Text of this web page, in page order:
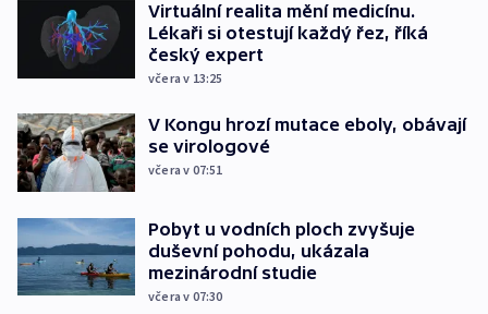
Virtuální realita mění medicínu.
Lékaři si otestují každý řez, říká
český expert
včera v 13:25
V Kongu hrozí mutace eboly, obávají
se virologové
včera v 07:51
Pobyt u vodních ploch zvyšuje
duševní pohodu, ukázala
mezinárodní studie
včera v 07:30